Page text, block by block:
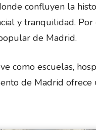
confluyen la
y tranquilidad.
de Madrid.
como escuelas,
de Madrid